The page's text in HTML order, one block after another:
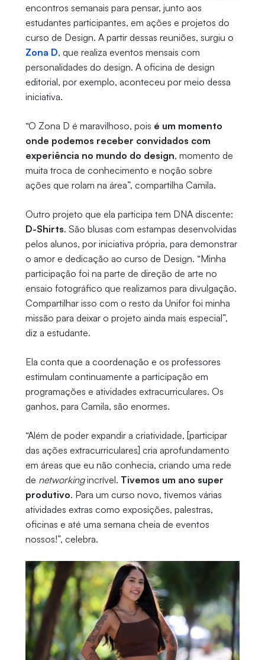
encontros semanais para pensar, junto aos
estudantes participantes, em ações e projetos do
curso de Design. A partir dessas reuniões, surgiu o
Zona D, que realiza eventos mensais com
personalidades do design. A oficina de design
editorial, por exemplo, aconteceu por meio dessa
iniciativa.
“O Zona D é maravilhoso, pois é um momento
onde podemos receber convidados com
experiência no mundo do design, momento de
muita troca de conhecimento e noção sobre
ações que rolam na área”, compartilha Camila.
Outro projeto que ela participa tem DNA discente:
D-Shirts. São blusas com estampas desenvolvidas
pelos alunos, por iniciativa própria, para demonstrar
o amor e dedicação ao curso de Design. “Minha
participação foi na parte de direção de arte no
ensaio fotográfico que realizamos para divulgação.
Compartilhar isso com o resto da Unifor foi minha
missão para deixar o projeto ainda mais especial”,
diz a estudante.
Ela conta que a coordenação e os professores
estimulam continuamente a participação em
programações e atividades extracurriculares. Os
ganhos, para Camila, são enormes.
“Além de poder expandir a criatividade, [participar
das ações extracurriculares] cria aprofundamento
em áreas que eu não conhecia, criando uma rede
de networkingincrível. Tivemos um ano super
produtivo. Para um curso novo, tivemos várias
atividades extras como exposições, palestras,
oficinas e até uma semana cheia de eventos
nossos!”, celebra.